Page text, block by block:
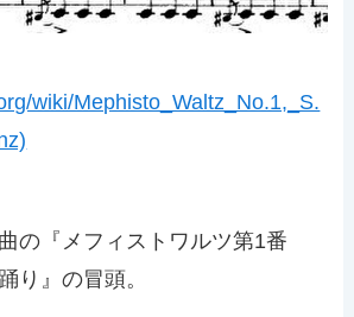
wiki/Mephisto_Waltz_No.1,_S.
の『メフィストワルツ第1番
り』の冒頭。